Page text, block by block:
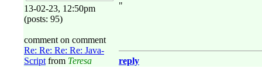
13-02-23, 12:50pm
(posts: 95)
comment on comment
Re: Re: Re: Re: Java-
Script from Teresa
"
reply